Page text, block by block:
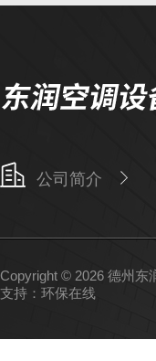
公司简介
Copyright © 2026 德州
支持： 环保在线